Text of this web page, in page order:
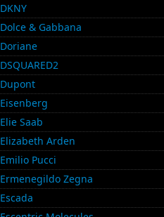
DKNY
Dolce & Gabbana
Doriane
DSQUARED2
Dupont
Eisenberg
Elie Saab
Elizabeth Arden
Emilio Pucci
Ermenegildo Zegna
Escada